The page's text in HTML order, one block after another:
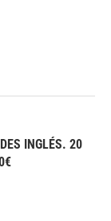
INGLÉS. 20